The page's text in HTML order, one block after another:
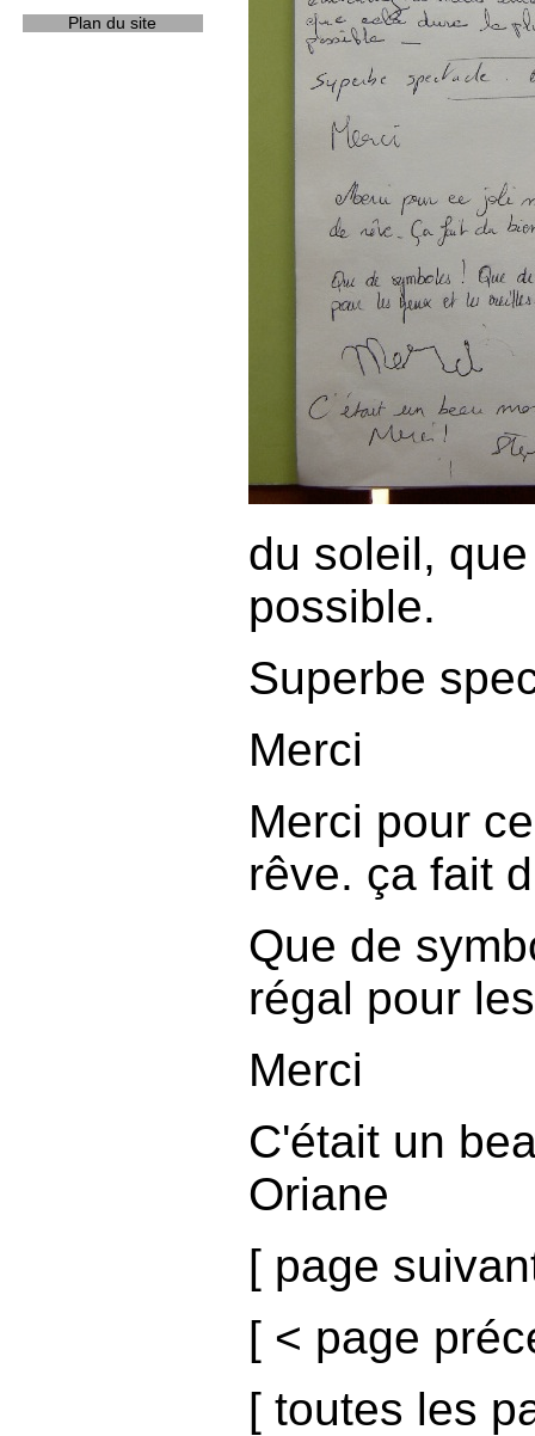
du soleil,
possible.
Superbe
Merci
Merci pour
rêve. ça fait
Que de
régal pour
Merci
C'était un
Oriane
[ page
[ < page
[ toutes les
Plan du site